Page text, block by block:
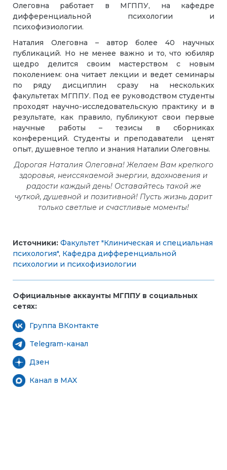
Олеговна работает в МГППУ, на кафедре
дифференциальной психологии и
психофизиологии.
Наталия Олеговна – автор более 40 научных
публикаций. Но не менее важно и то, что юбиляр
щедро делится своим мастерством с новым
поколением: она читает лекции и ведет семинары
по ряду дисциплин сразу на нескольких
факультетах МГППУ. Под ее руководством студенты
проходят научно-исследовательскую практику и в
результате, как правило, публикуют свои первые
научные работы – тезисы в сборниках
конференций. Студенты и преподаватели ценят
опыт, душевное тепло и знания Наталии Олеговны.
Дорогая Наталия Олеговна! Желаем Вам крепкого
здоровья, неиссякаемой энергии, вдохновения и
радости каждый день! Оставайтесь такой же
чуткой, душевной и позитивной! Пусть жизнь дарит
только светлые и счастливые моменты!
Источники: Факультет "Клиническая и специальная
психология", Кафедра дифференциальной
психологии и психофизиологии
Официальные аккаунты МГППУ в социальных
сетях:
Группа ВКонтакте
Telegram-канал
Дзен
Канал в MAX